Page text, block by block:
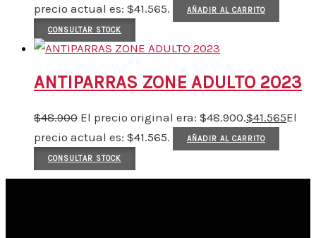
precio actual es: $41.565.
AÑADIR AL CARRITO
CONSULTAR STOCK
ANTIPARRAS ZONE ADULTO 2023
$48.900 El precio original era: $48.900.$41.565El
precio actual es: $41.565.
AÑADIR AL CARRITO
CONSULTAR STOCK